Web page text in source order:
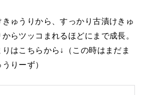
ゅうりから、すっかり古漬けきゅ
らツッコまれるほどにまで成長。
はこちらから↓（この時はまだま
りーず）